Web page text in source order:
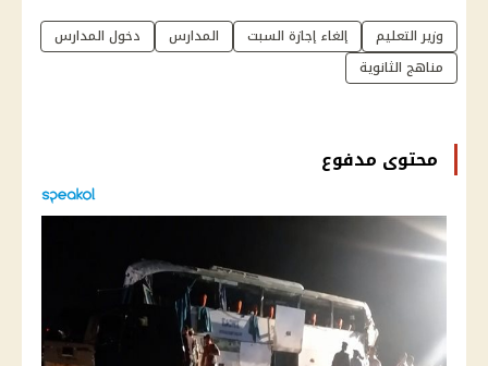
وزير التعليم إلغاء إجازة السبت المدارس
دخول المدارس
مناهج الثانوية
محتوى مدفوع